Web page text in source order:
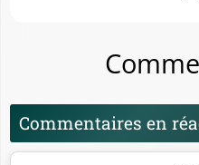
Commentaires en